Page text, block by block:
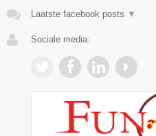
Laatste facebook posts ▼
Sociale media: